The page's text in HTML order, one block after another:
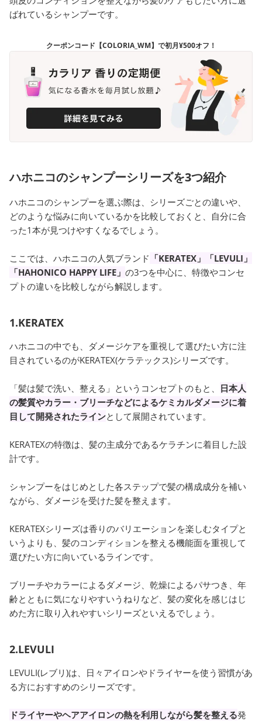
ばれているシャンプーです。
クーポンコード【COLORIA_WM】で初月¥500オフ！
ハホニコのシャンプーシリーズを3つ紹介
ハホニコのシャンプーを選ぶ際は、シリーズごとの違いや、
どのような悩みに向いているかを比較しておくと、自分に合
った1本が見つけやすくなるでしょう。
ここでは、ハホニコの人気ブランド 「KERATEX」「LEVULI」
「HAHONICO HAPPY LIFE」 の3つを中心に、特徴やコンセ
プトの違いを比較しながら解説します。
1.KERATEX
ハホニコの中でも、ダメージケアを重視して選びたい方に注
目されているのがKERATEX(ケラテックス)シリーズです。
「髪は髪で洗い、整える」というコンセプトのもと、 日本人
の髪質やカラー・ブリーチなどによるケミカルダメージに着
目して開発されたラインとして展開されています。
KERATEXの特徴は、髪の主成分であるケラチンに着目した設
計です。
シャンプーをはじめとした各ステップで髪の構成成分を補い
ながら、ダメージを受けた髪を整えます。
KERATEXシリーズは香りのバリエーションを楽しむタイプと
いうよりも、髪のコンディションを整える機能面を重視して
選びたい方に向いているラインです。
ブリーチやカラーによるダメージ、乾燥によるパサつき、年
齢とともに気になりやすいうねりなど、髪の変化を感じはじ
めた方に取り入れやすいシリーズといえるでしょう。
2.LEVULI
LEVULI(レブリ)は、日々アイロンやドライヤーを使う習慣があ
る方におすすめのシリーズです。
ドライヤーやヘアアイロンの熱を利用しながら髪を整える発